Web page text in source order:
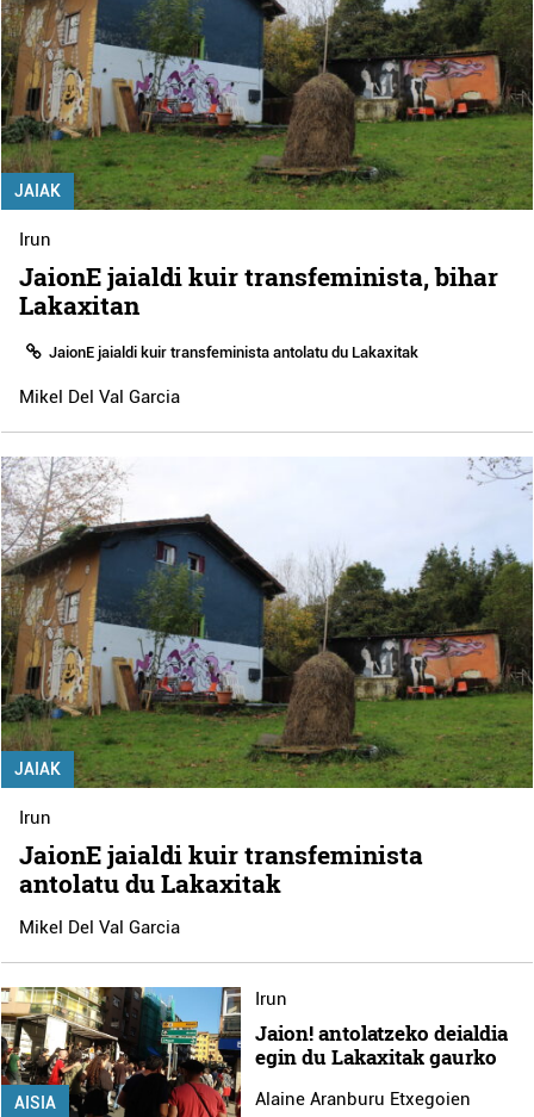
JAIAK
Irun
JaionE jaialdi kuir transfeminista, bihar
Lakaxitan
JaionE jaialdi kuir transfeminista antolatu du Lakaxitak
Mikel Del Val Garcia
JAIAK
Irun
JaionE jaialdi kuir transfeminista
antolatu du Lakaxitak
Mikel Del Val Garcia
AISIA
Irun
Jaion! antolatzeko deialdia
egin du Lakaxitak gaurko
Alaine Aranburu Etxegoien